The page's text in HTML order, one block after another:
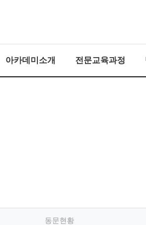
아카데미소개 전문교육과정
동문현황